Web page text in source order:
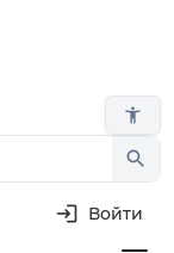
accessibility_new
search
Войти